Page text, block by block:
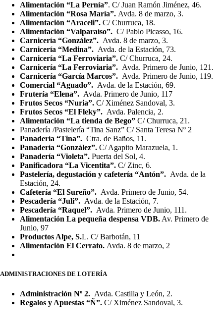
Alimentación “La Pernía”. C/ Juan Ramón Jiménez, 46.
Alimentación “Rosa María”. Avda. 8 de marzo, 3.
Alimentación “Araceli”. C/ Churruca, 18.
Alimentación “Valparaíso”. C/ Pablo Picasso, 16.
Carnicería “González”. Avda. 8 de marzo, 3.
Carnicería “Medina”. Avda. de la Estación, 73.
Carnicería “La Ferroviaria”. C/ Churruca, 24.
Carnicería “La Ferroviaria”. Avda. Primero de Junio, 121.
Carnicería “García Marcos”. Avda. Primero de Junio, 119.
Comercial “Aguado”. Avda. de la Estación, 69.
Frutería “Elena”. Avda. Primero de Junio, 117
Frutos Secos “Nuria”. C/ Ximénez Sandoval, 3.
Frutos Secos “El Fleky”. Avda. Palencia, 2.
Alimentación “La tienda de Bego” C/ Churruca, 21.
Panadería /Pastelería “Tina Sanz” C/ Santa Teresa Nº 2
Panadería “Tina”. Ctra. de Baños, 11.
Panadería “González”. C/ Agapito Marazuela, 1.
Panadería “Violeta”. Puerta del Sol, 4.
Panificadora “La Vicentita”. C/ Zinc, 6.
Pastelería, degustación y cafetería “Antón”. Avda. de la
Estación, 24.
Cafetería “El Sureño”. Avda. Primero de Junio, 54.
Pescadería “Juli”. Avda. de la Estación, 7.
Pescadería “Raquel”. Avda. Primero de Junio, 111.
Alimentación La pequeña despensa VDB. Av. Primero de
Junio, 97
Productos Alpe, S.L. C/ Barbotán, 11
Alimentación El Cerrato. Avda. 8 de marzo, 2
ADMINISTRACIONES DE LOTERÍA
Administración Nº 2. Avda. Castilla y León, 2.
Regalos y Apuestas “Ñ”. C/ Ximénez Sandoval, 3.